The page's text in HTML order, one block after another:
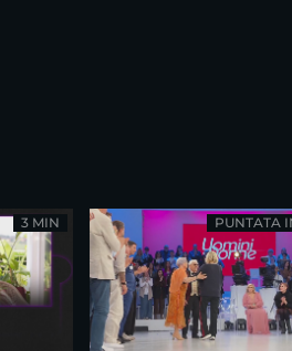
3 MIN PUNTATA